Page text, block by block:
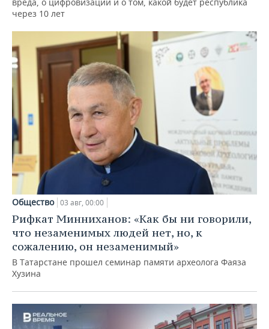
через 10 лет
Общество 03 авг, 00:00
Рифкат Минниханов: «Как бы ни говорили,
что незаменимых людей нет, но, к
сожалению, он незаменимый»
В Татарстане прошел семинар памяти археолога Фаяза
Хузина